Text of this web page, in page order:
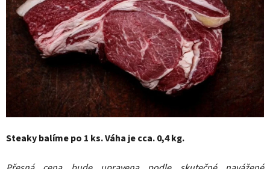
Steaky balíme po 1 ks. Váha je cca. 0,4 kg.